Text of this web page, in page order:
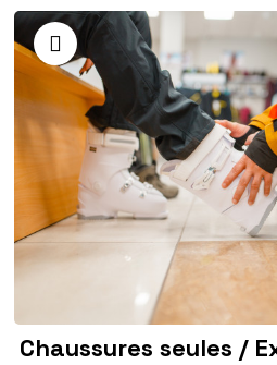
Chaussures seules /